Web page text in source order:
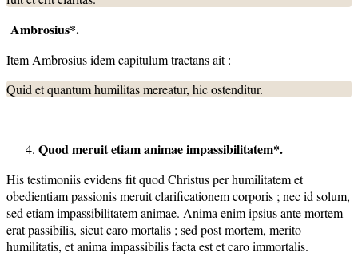
Ambrosius*.
Item Ambrosius idem capitulum tractans ait :
Quid et quantum humilitas mereatur, hic ostenditur.
Quod meruit etiam animae impassibilitatem*.
His testimoniis evidens fit quod Christus per humilitatem et
obedientiam passionis meruit clarificationem corporis ; nec id solum,
sed etiam impassibilitatem animae. Anima enim ipsius ante mortem
erat passibilis, sicut caro mortalis ; sed post mortem, merito
humilitatis, et anima impassibilis facta est et caro immortalis.